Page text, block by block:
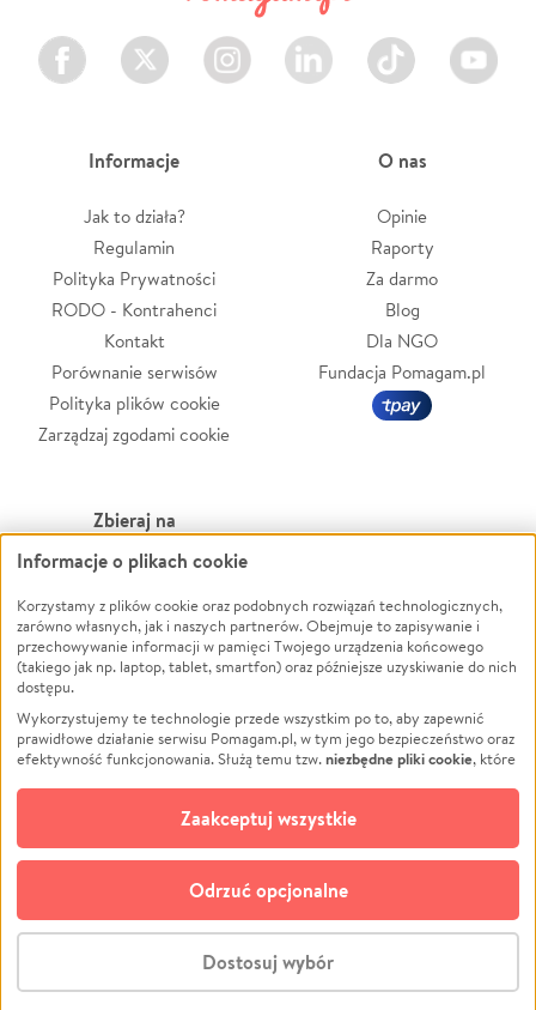
Stwórz zbiórkę - za darmo
Facebook Twitter Instagram LinkedIn TikTok Youtube
Informacje
Jak to działa?
Regulamin
Polityka Prywatności
RODO - Kontrahenci
Kontakt
Porównanie serwisów
Polityka plików cookie
Zarządzaj zgodami cookie
O nas
Opinie
Raporty
Za darmo
Blog
Dla NGO
Fundacja Pomagam.pl
Zbieraj na
Leczenie
Zwierzęta
Pożar
Ukraina
Pomoc Finansowa
Projekty
Pogrzeb
Społeczność lokalna
Kultura
Powódź
Wichura
NGO
Edukacja
Podróż
Impreza
Ochrona środowiska
Biznes
© CROWDING SP. Z O.O.
Informacje o plikach cookie
Korzystamy z plików cookie oraz podobnych rozwiązań technologicznych,
zarówno własnych, jak i naszych partnerów. Obejmuje to zapisywanie i
przechowywanie informacji w pamięci Twojego urządzenia końcowego
(takiego jak np. laptop, tablet, smartfon) oraz późniejsze uzyskiwanie do nich
dostępu.
Wykorzystujemy te technologie przede wszystkim po to, aby zapewnić
prawidłowe działanie serwisu Pomagam.pl, w tym jego bezpieczeństwo oraz
efektywność funkcjonowania. Służą temu tzw.niezbędne pliki cookie, które
opcjonalnych plików cookie
technologii do celów analitycznych i retargetingowych. Możesz wyrazić
zgodę na ich stosowanie lub jej odmówić. W dowolnym momencie masz
możliwość zmiany swoich preferencji na stronie „Zarządzaj zgodami cookie”,
do której link znajdziesz w stopce serwisu Pomagam.pl. Opcjonalne pliki
cookie wykorzystywane są w następujących celach:
działanie serwisu Pomagam.pl. Dzięki nim możemy zrozumieć, jak
użytkownicy korzystają z naszego serwisu – skąd trafiają do serwisu, jak
Dostosuj wybór
Odrzuć opcjonalne
Zaakceptuj wszystkie